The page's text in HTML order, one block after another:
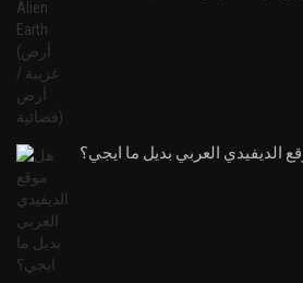
الديفيدي العربي بديل ما ايجي؟